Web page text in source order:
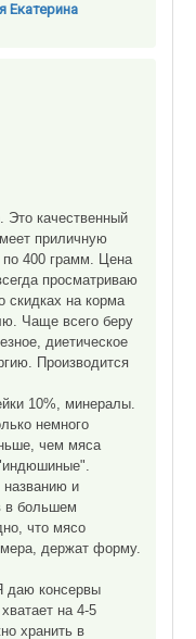
Екатерина
Это качественный
приличную
400 грамм. Цена
просматриваю
скидках на корма
Чаще всего беру
диетическое
Производится
10%, минералы.
немного
чем мяса
названию и
в большем
что мясо
держат форму.
даю консервы
на 4-5
хранить в